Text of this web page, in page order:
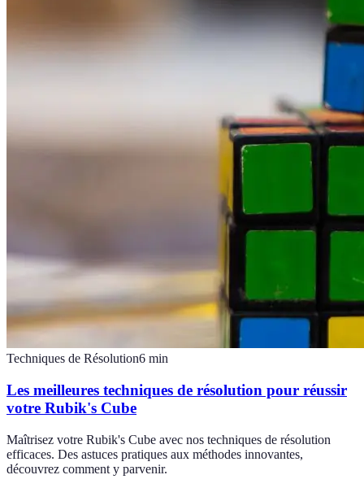
Techniques de Résolution6 min
Les meilleures techniques de résolution pour réussir
votre Rubik's Cube
Maîtrisez votre Rubik's Cube avec nos techniques de résolution
efficaces. Des astuces pratiques aux méthodes innovantes,
découvrez comment y parvenir.